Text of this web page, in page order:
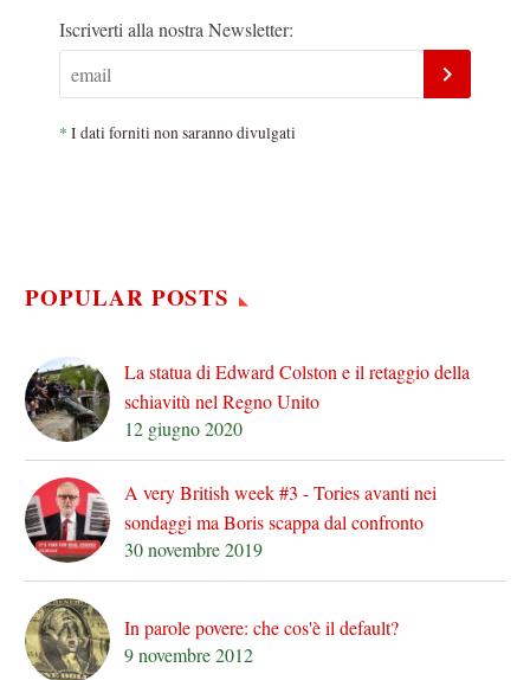
Iscriverti alla nostra Newsletter:
* I dati forniti non saranno divulgati
POPULAR POSTS
La statua di Edward Colston e il retaggio della
schiavitù nel Regno Unito
12 giugno 2020
A very British week #3 - Tories avanti nei
sondaggi ma Boris scappa dal confronto
30 novembre 2019
In parole povere: che cos'è il default?
9 novembre 2012